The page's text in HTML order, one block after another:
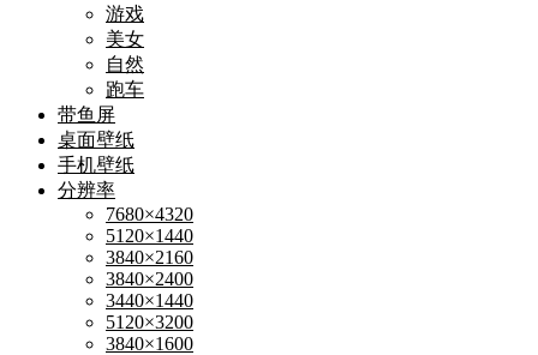
游戏
美女
自然
跑车
带鱼屏
桌面壁纸
手机壁纸
分辨率
7680×4320
5120×1440
3840×2160
3840×2400
3440×1440
5120×3200
3840×1600